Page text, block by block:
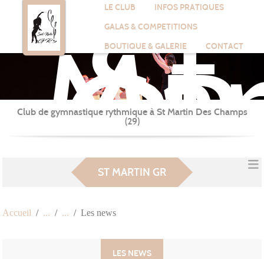
LE CLUB
INFOS PRATIQUES
GALAS & COMPETITIONS
BOUTIQUE & GALERIE
CONTACT
St
GR
Club de gymnastique rythmique à St Martin Des Champs
(29)
ST MARTIN GR
Accueil Les news
LES NEWS
Panneau de gestion des cookies